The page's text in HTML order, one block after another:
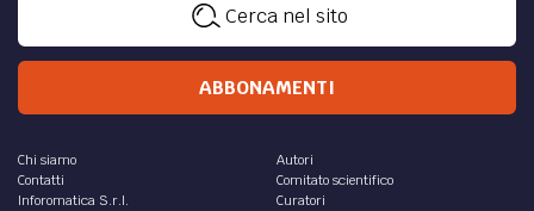
Cerca nel sito
ABBONAMENTI
Chi siamo
Contatti
Inforomatica S.r.l.
Autori
Comitato scientifico
Curatori